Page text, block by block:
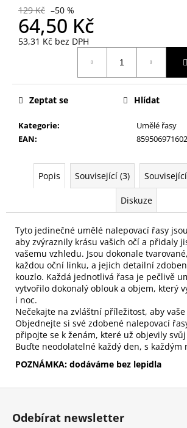
129 Kč –50 %
64,50 Kč
53,31 Kč bez DPH
Kategorie:
Umělé řasy
EAN:
Zeptat se Hlídat
Popis Související (3)
Diskuze
Tyto jedinečné umělé nalepovací řasy
aby zvýraznily krásu vašich očí a přidaly
vašemu vzhledu. Jsou dokonale
každou oční linku, a jejich detailní
kouzlo. Každá jednotlivá řasa je pečlivě
vytvořilo dokonalý oblouk a objem, který
i noc.
Nečekajte na zvláštní příležitost, aby
Objednejte si své zdobené nalepovací
připojte se k ženám, které už objevily
Buďte neodolatelné každý den, s každým
POZNÁMKA: dodáváme bez lepidla
D
o
p
o
č
u
e
m
NEHTY
JAPONSKÉHO
PAPÍRU,
OVÁLNÝ
49
Kč
Z
Odebírat newsletter